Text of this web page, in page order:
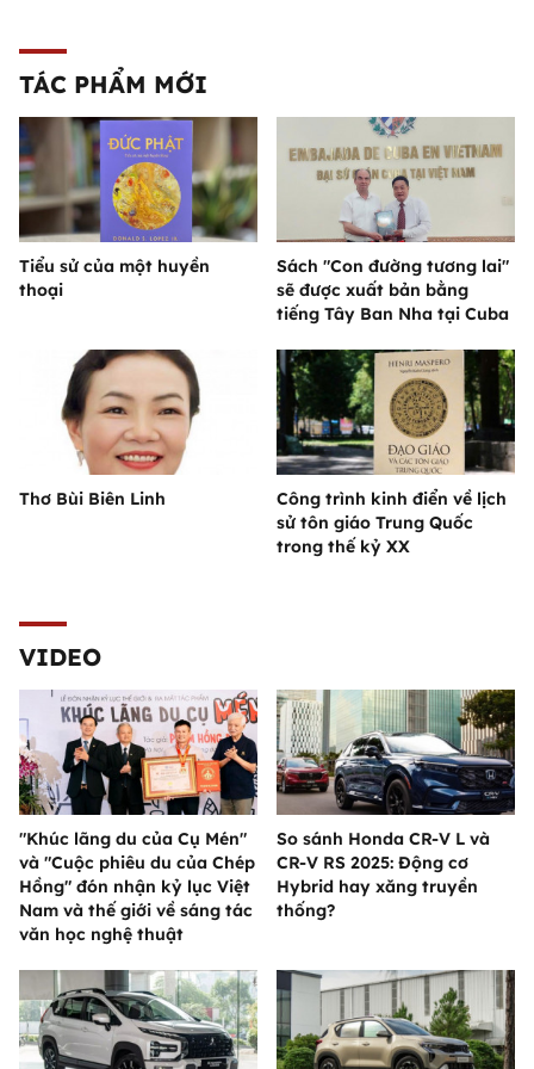
TÁC PHẨM MỚI
Tiểu sử của một huyền
thoại
Sách "Con đường tương lai"
sẽ được xuất bản bằng
tiếng Tây Ban Nha tại Cuba
Thơ Bùi Biên Linh
Công trình kinh điển về lịch
sử tôn giáo Trung Quốc
trong thế kỷ XX
VIDEO
"Khúc lãng du của Cụ Mén"
và "Cuộc phiêu du của Chép
Hồng" đón nhận kỷ lục Việt
Nam và thế giới về sáng tác
văn học nghệ thuật
So sánh Honda CR-V L và
CR-V RS 2025: Động cơ
Hybrid hay xăng truyền
thống?